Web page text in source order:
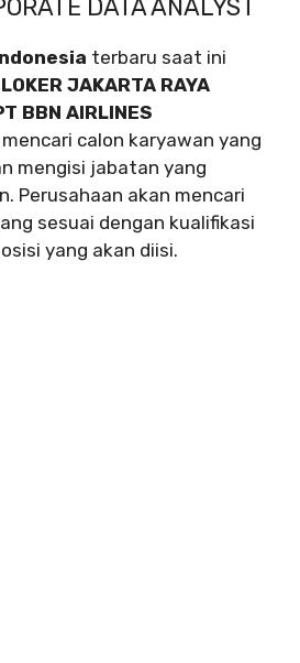
DATA ANALYST
terbaru saat ini
LOKER JAKARTA RAYA
BBN AIRLINES
calon karyawan yang
mengisi jabatan yang
Perusahaan akan mencari
sesuai dengan kualifikasi
yang akan diisi.